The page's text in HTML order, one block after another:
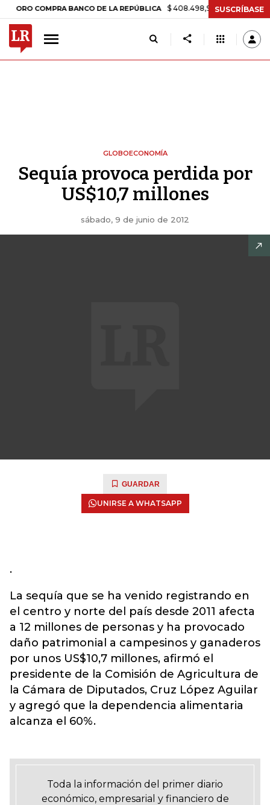
COMPRA BANCO DE LA REPÚBLICA $ 408.498,97 +$ 8.753,81 +2,19%
SUSCRÍBASE
GLOBOECONOMÍA
Sequía provoca perdida por
US$10,7 millones
sábado, 9 de junio de 2012
GUARDAR
UNIRSE A WHATSAPP
.
La sequía que se ha venido registrando en
el centro y norte del país desde 2011 afecta
a 12 millones de personas y ha provocado
daño patrimonial a campesinos y ganaderos
por unos US$10,7 millones, afirmó el
presidente de la Comisión de Agricultura de
la Cámara de Diputados, Cruz López Aguilar
y agregó que la dependencia alimentaria
alcanza el 60%.
Toda la información del primer diario
económico, empresarial y financiero de